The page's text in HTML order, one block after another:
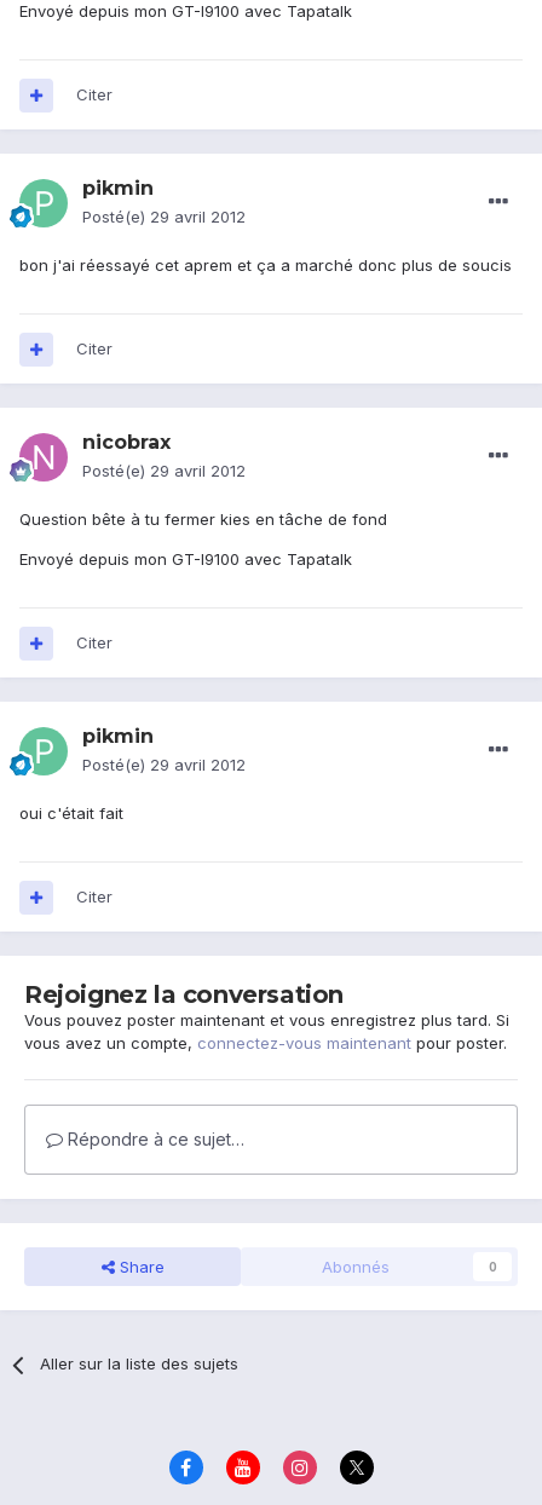
Envoyé depuis mon GT-I9100 avec Tapatalk
Citer
pikmin
Posté(e) 29 avril 2012
bon j'ai réessayé cet aprem et ça a marché donc plus de soucis
Citer
nicobrax
Posté(e) 29 avril 2012
Question bête à tu fermer kies en tâche de fond
Envoyé depuis mon GT-I9100 avec Tapatalk
Citer
pikmin
Posté(e) 29 avril 2012
oui c'était fait
Citer
Rejoignez la conversation
Vous pouvez poster maintenant et vous enregistrez plus tard. Si
vous avez un compte, connectez-vous maintenant pour poster.
Répondre à ce sujet…
Share Abonnés 0
Aller sur la liste des sujets